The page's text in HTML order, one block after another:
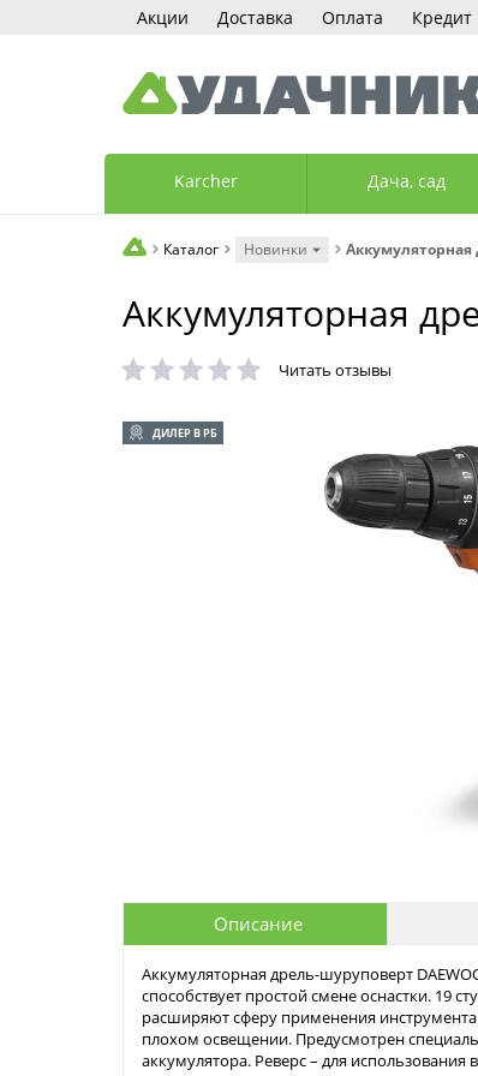
Акции Доставка Оплата Кредит
Karcher Дача, сад
Каталог Новинки Аккумуляторная
Аккумуляторная
Читать отзывы
ДИЛЕР В РБ
Описание
Аккумуляторная дрель-шуруповерт
способствует простой смене оснастки. 19
расширяют сферу применения
плохом освещении. Предусмотрен
аккумулятора. Реверс – для